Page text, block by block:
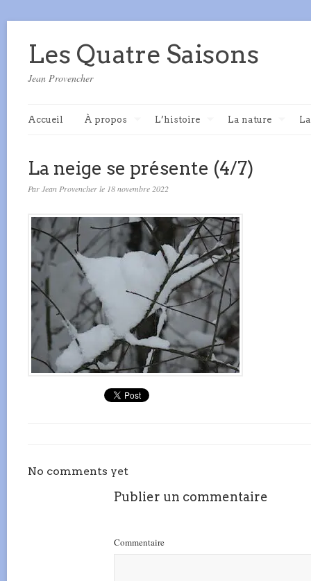
Les Quatre Saisons
Jean Provencher
Accueil À propos L’histoire La nature
La neige se présente (4/7)
Par Jean Provencher le 18 novembre 2022
No comments yet
Publier un commentaire
Commentaire